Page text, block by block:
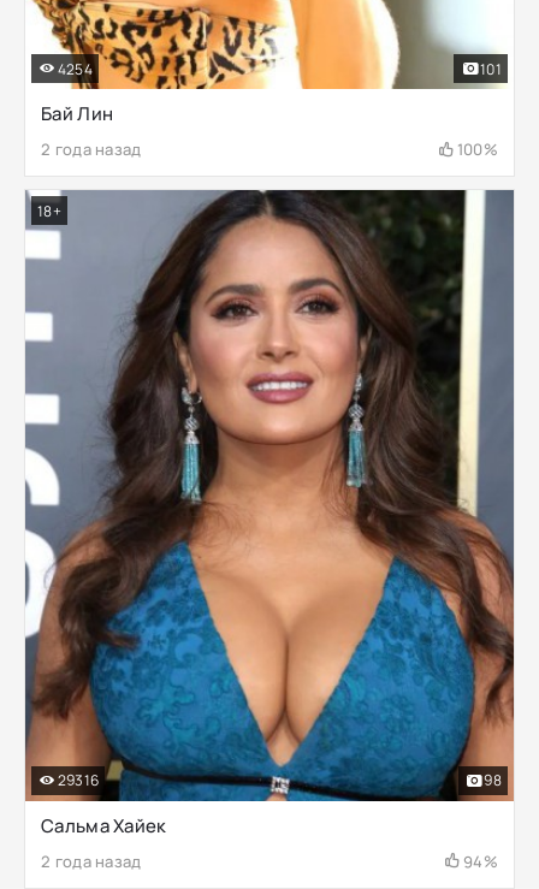
Бай Лин
2 года назад 100%
4254 101
Сальма Хайек
2 года назад 94%
29316 98
18+